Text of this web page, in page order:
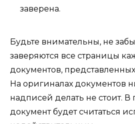
заверена.
Будьте внимательны, не
заверяются все страницы
документов,
На оригиналах документов
надписей делать не стоит. В
документ будет считаться